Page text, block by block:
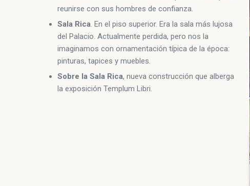
reunirse con sus hombres de confianza.
Sala Rica . En el piso superior. Era la sala más lujosa
del Palacio. Actualmente perdida, pero nos la
imaginamos con ornamentación típica de la época:
pinturas, tapices y muebles.
Sobre la Sala Rica, nueva construcción que alberga
la exposición Templum Libri.